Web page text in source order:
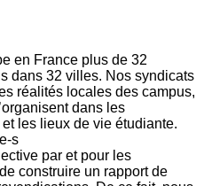
en France plus de 32
dans 32 villes. Nos syndicats
réalités locales des campus,
dans les
les lieux de vie étudiante.
s
par et pour les
construire un rapport de